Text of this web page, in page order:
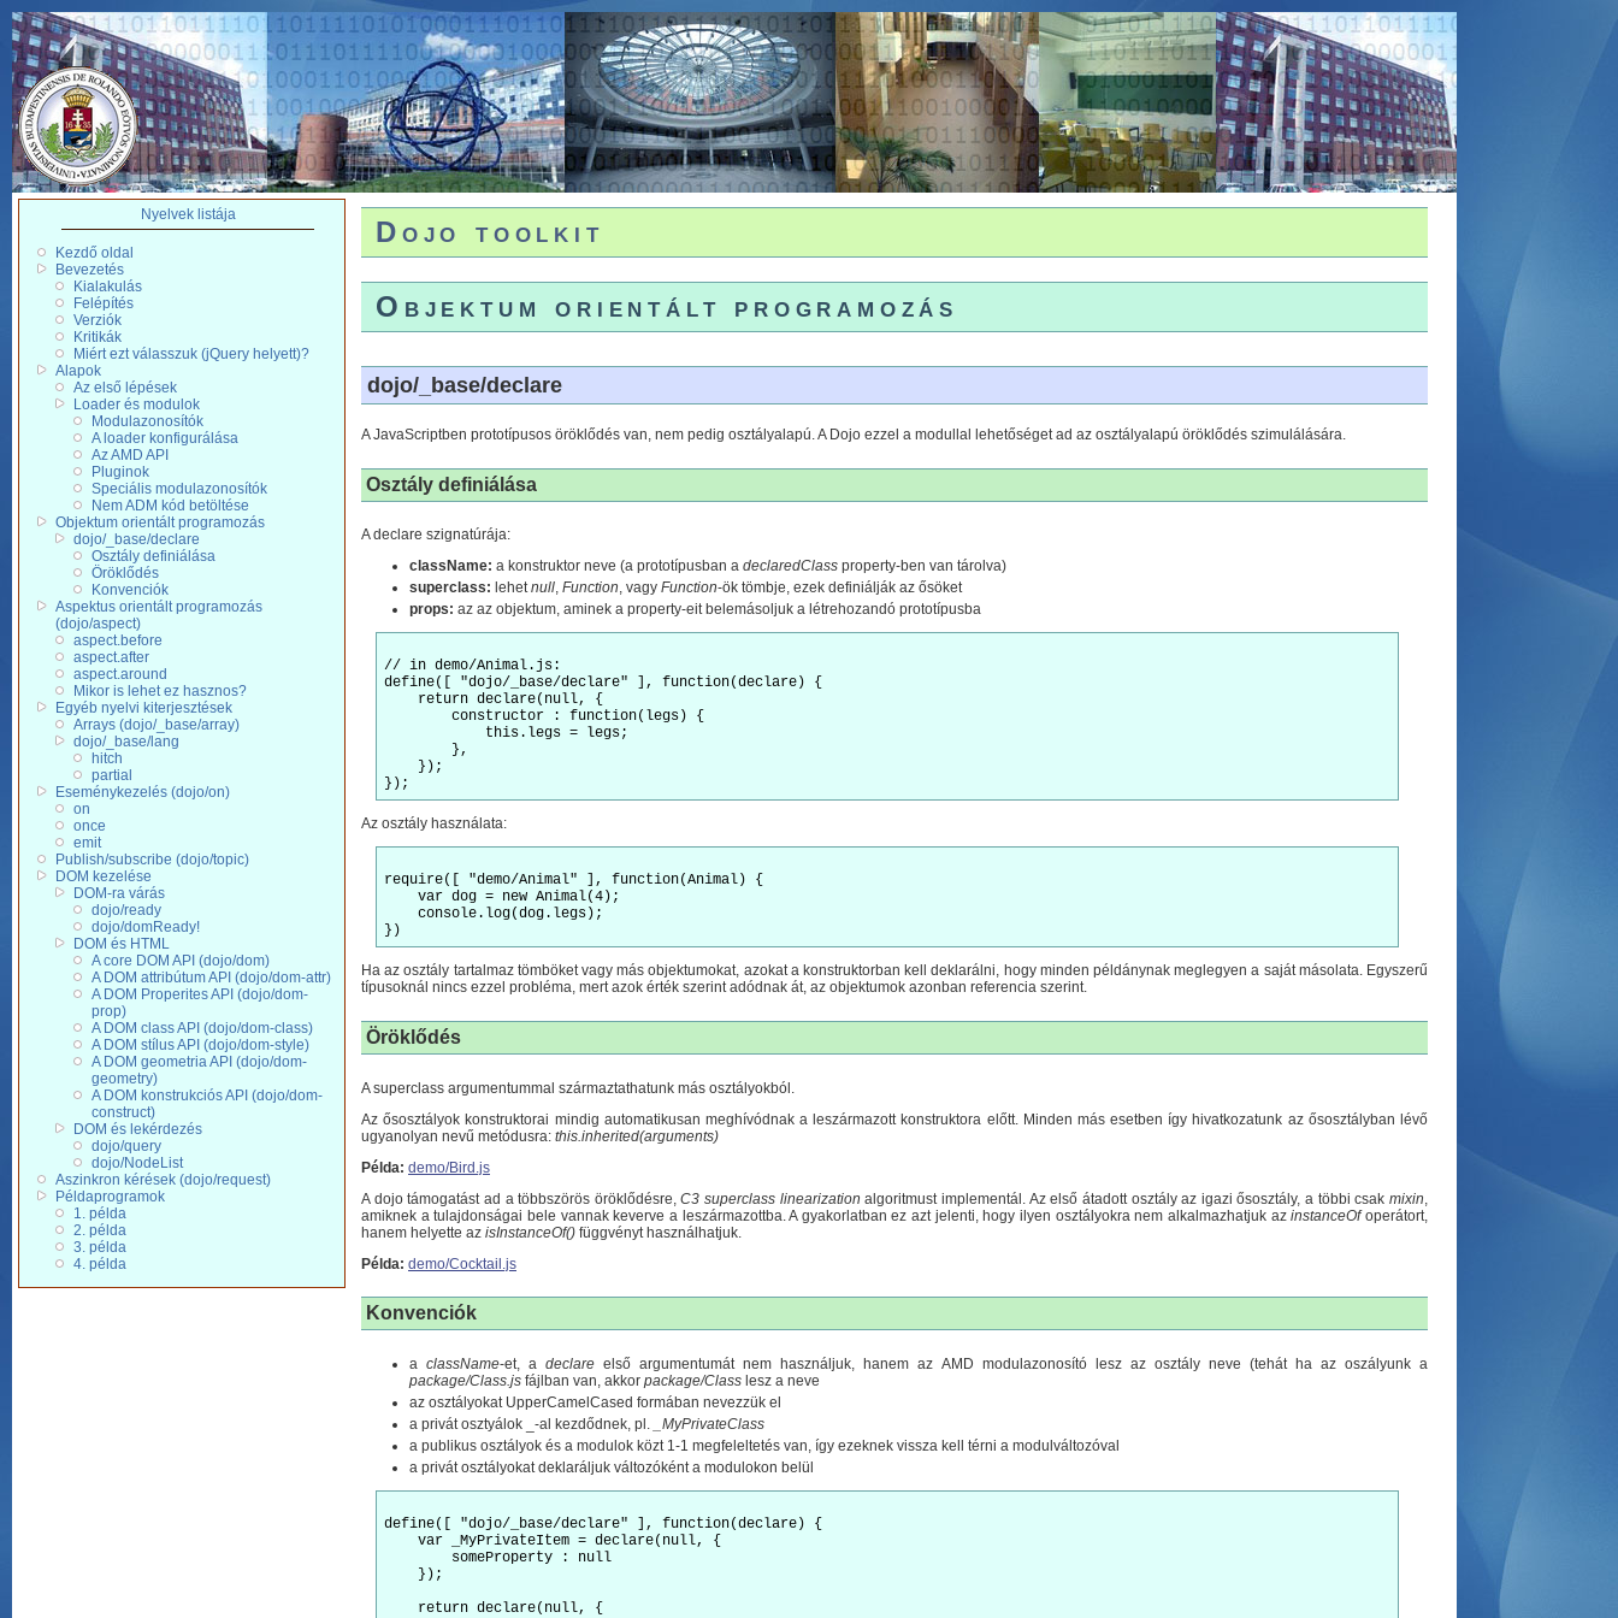
Nyelvek listája
Kezdő oldal
Bevezetés
Kialakulás
Felépítés
Verziók
Kritikák
Miért ezt válasszuk (jQuery helyett)?
Alapok
Az első lépések
Loader és modulok
Modulazonosítók
A loader konfigurálása
Az AMD API
Pluginok
Speciális modulazonosítók
Nem ADM kód betöltése
Objektum orientált programozás
dojo/_base/declare
Osztály definiálása
Öröklődés
Konvenciók
Aspektus orientált programozás
(dojo/aspect)
aspect.before
aspect.after
aspect.around
Mikor is lehet ez hasznos?
Egyéb nyelvi kiterjesztések
Arrays (dojo/_base/array)
dojo/_base/lang
hitch
partial
Eseménykezelés (dojo/on)
on
once
emit
Publish/subscribe (dojo/topic)
DOM kezelése
DOM-ra várás
dojo/ready
dojo/domReady!
DOM és HTML
A core DOM API (dojo/dom)
A DOM attribútum API (dojo/dom-attr)
A DOM Properites API (dojo/dom-
prop)
A DOM class API (dojo/dom-class)
A DOM stílus API (dojo/dom-style)
A DOM geometria API (dojo/dom-
geometry)
A DOM konstrukciós API (dojo/dom-
construct)
DOM és lekérdezés
dojo/query
dojo/NodeList
Aszinkron kérések (dojo/request)
Példaprogramok
1. példa
2. példa
3. példa
4. példa
Dojo toolkit
Objektum orientált programozás
dojo/_base/declare
A JavaScriptben prototípusos öröklődés van, nem pedig osztályalapú. A Dojo ezzel a modullal lehetőséget ad az osztályalapú öröklődés szimulálására.
Osztály definiálása
A declare szignatúrája:
className: a konstruktor neve (a prototípusban a declaredClass property-ben van tárolva)
superclass: lehetnull, Function, vagy Function-ök tömbje, ezek definiálják az ősöket
props: az az objektum, aminek a property-eit belemásoljuk a létrehozandó prototípusba
// in demo/Animal.js:
define([ "dojo/_base/declare" ], function(declare) {
    return declare(null, {
        constructor : function(legs) {
            this.legs = legs;
        },
    });
Az osztály használata:
require([ "demo/Animal" ], function(Animal) {
    var dog = new Animal(4);
    console.log(dog.legs);
Ha az osztály tartalmaz tömböket vagy más objektumokat, azokat a konstruktorban kell deklarálni, hogy minden példánynak meglegyen a saját másolata. Egyszerű
típusoknál nincs ezzel probléma, mert azok érték szerint adódnak át, az objektumok azonban referencia szerint.
Öröklődés
A superclass argumentummal származtathatunk más osztályokból.
Az ősosztályok konstruktorai mindig automatikusan meghívódnak a leszármazott konstruktora előtt. Minden más esetben így hivatkozatunk az ősosztályban lévő
ugyanolyan nevű metódusra: this.inherited(arguments)
Példa: demo/Bird.js
A dojo támogatást ad a többszörös öröklődésre,C3 superclass linearization algoritmust implementál. Az első átadott osztály az igazi ősosztály, a többi csakmixin
amiknek a tulajdonságai bele vannak keverve a leszármazottba. A gyakorlatban ez azt jelenti, hogy ilyen osztályokra nem alkalmazhatjuk azinstanceOfoperátort,
hanem helyette az isInstanceOf() függvényt használhatjuk.
Példa: demo/Cocktail.js
Konvenciók
aclassName-et, adeclare első argumentumát nem használjuk, hanem az AMD modulazonosító lesz az osztály neve (tehát ha az oszályunk a
package/Class.js fájlban van, akkor package/Class lesz a neve
az osztályokat UpperCamelCased formában nevezzük el
a privát osztyálok _-al kezdődnek, pl.
_MyPrivateClass
a publikus osztályok és a modulok közt 1-1 megfeleltetés van, így ezeknek vissza kell térni a modulváltozóval
a privát osztályokat deklaráljuk változóként a modulokon belül
define([ "dojo/_base/declare" ], function(declare) {
    var _MyPrivateItem = declare(null, {
        someProperty : null
    });
    return declare(null, {